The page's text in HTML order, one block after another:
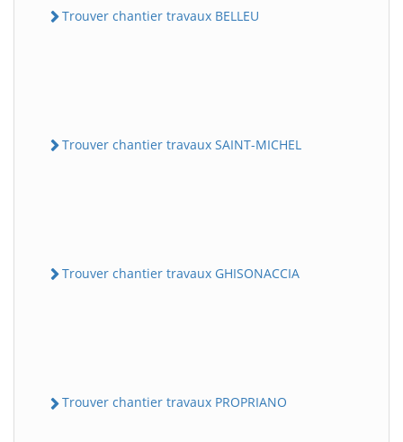
Trouver chantier travaux BELLEU
Trouver chantier travaux SAINT-MICHEL
Trouver chantier travaux GHISONACCIA
Trouver chantier travaux PROPRIANO